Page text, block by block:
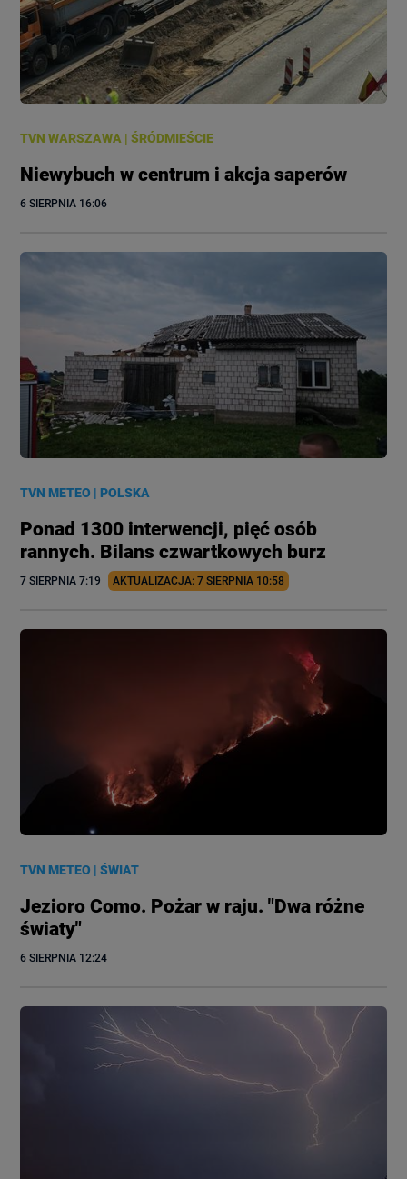
TVN WARSZAWA |ŚRÓDMIEŚCIE
Niewybuch w centrum i akcja saperów
6 SIERPNIA 16:06
TVN METEO |POLSKA
Ponad 1300 interwencji, pięć osób
rannych. Bilans czwartkowych burz
7 SIERPNIA 7:19 AKTUALIZACJA: 7 SIERPNIA 10:58
TVN METEO |ŚWIAT
Jezioro Como. Pożar w raju. "Dwa różne
światy"
6 SIERPNIA 12:24